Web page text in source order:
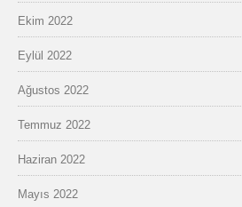
Ekim 2022
Eylül 2022
Ağustos 2022
Temmuz 2022
Haziran 2022
Mayıs 2022